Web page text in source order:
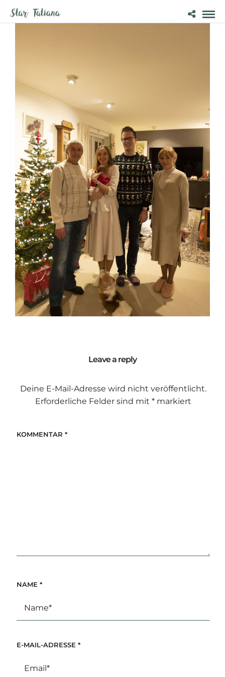
Leave a reply
Deine E-Mail-Adresse wird nicht veröffentlicht.
Erforderliche Felder sind mit *markiert
KOMMENTAR *
NAME *
E-MAIL-ADRESSE *